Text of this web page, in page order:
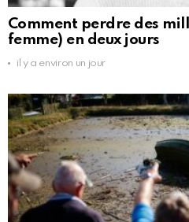
Comment perdre des
femme) en deux jours
il y a environ un jour